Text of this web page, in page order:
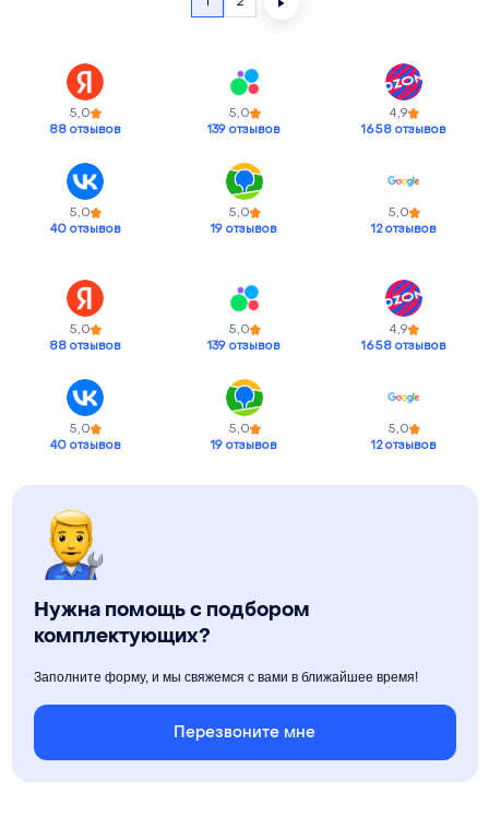
5000-18000 об/мин
Скорость
5,0
88 отзывов
5,0
139 отзывов
4,9
1658 отзывов
5,0
40 отзывов
5,0
19 отзывов
5,0
12 отзывов
5,0
88 отзывов
5,0
139 отзывов
4,9
1658 отзывов
5,0
40 отзывов
5,0
19 отзывов
5,0
12 отзывов
Нужна помощь с подбором
комплектующих?
Заполните форму, и мы свяжемся с вами в ближайшее время!
Перезвоните мне